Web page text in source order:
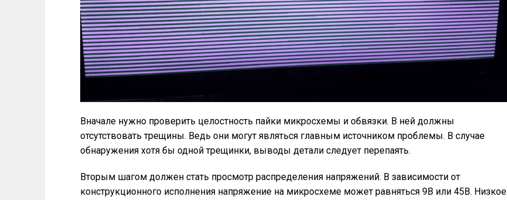
Вначале нужно проверить целостность пайки микросхемы и обвязки. В ней должны
отсутствовать трещины. Ведь они могут являться главным источником проблемы. В случае
обнаружения хотя бы одной трещинки, выводы детали следует перепаять.
Вторым шагом должен стать просмотр распределения напряжений. В зависимости от
конструкционного исполнения напряжение на микросхеме может равняться 9В или 45В. Низкое